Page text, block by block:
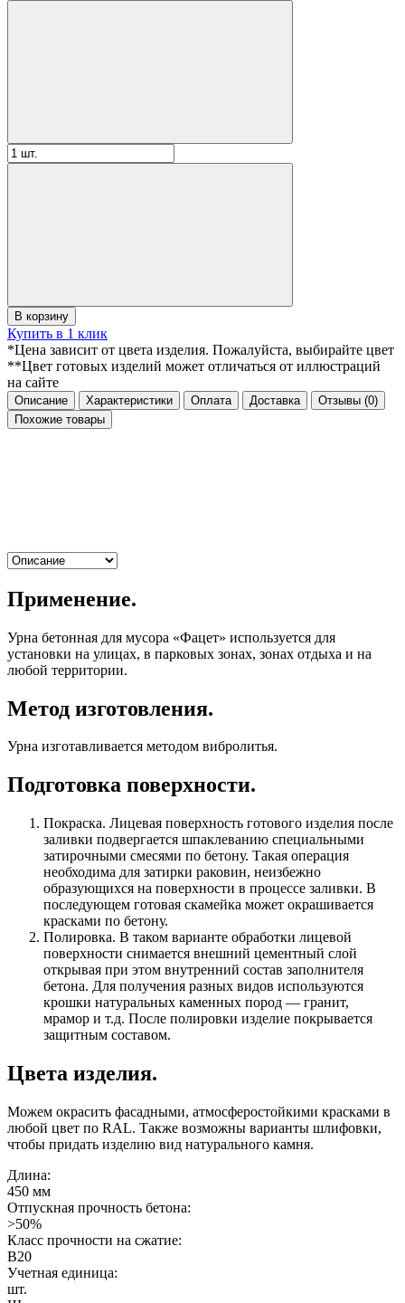
В корзину
Купить в 1 клик
*Цена зависит от цвета изделия. Пожалуйста, выбирайте цвет
**Цвет готовых изделий может отличаться от иллюстраций
на сайте
Описание Характеристики Оплата Доставка Отзывы (0)
Похожие товары
Применение.
Урна бетонная для мусора «Фацет» используется для
установки на улицах, в парковых зонах, зонах отдыха и на
любой территории.
Метод изготовления.
Урна изготавливается методом вибролитья.
Подготовка поверхности.
Покраска. Лицевая поверхность готового изделия после
заливки подвергается шпаклеванию специальными
затирочными смесями по бетону. Такая операция
необходима для затирки раковин, неизбежно
образующихся на поверхности в процессе заливки. В
последующем готовая скамейка может окрашивается
красками по бетону.
Полировка. В таком варианте обработки лицевой
поверхности снимается внешний цементный слой
открывая при этом внутренний состав заполнителя
бетона. Для получения разных видов используются
крошки натуральных каменных пород — гранит,
мрамор и т.д. После полировки изделие покрывается
защитным составом.
Цвета изделия.
Можем окрасить фасадными, атмосферостойкими красками в
любой цвет по RAL. Также возможны варианты шлифовки,
чтобы придать изделию вид натурального камня.
Длина:
450 мм
Отпускная прочность бетона:
>50%
Класс прочности на сжатие:
B20
Учетная единица:
шт.